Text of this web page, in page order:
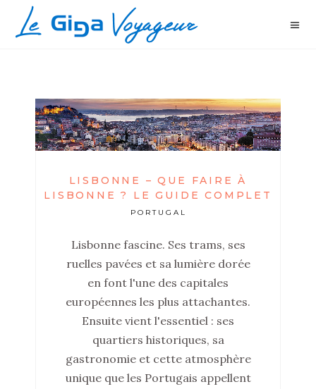
LISBONNE – QUE FAIRE À
LISBONNE ? LE GUIDE COMPLET
PORTUGAL
Lisbonne fascine. Ses trams, ses
ruelles pavées et sa lumière dorée
en font l'une des capitales
européennes les plus attachantes.
Ensuite vient l'essentiel : ses
quartiers historiques, sa
gastronomie et cette atmosphère
unique que les Portugais appellent